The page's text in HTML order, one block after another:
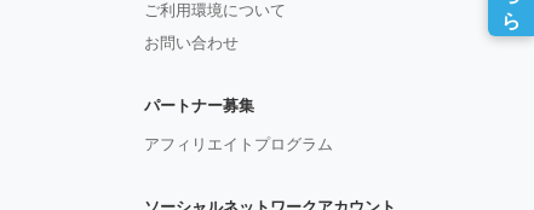
ご利用環境について
お問い合わせ
パートナー募集
アフィリエイトプログラム